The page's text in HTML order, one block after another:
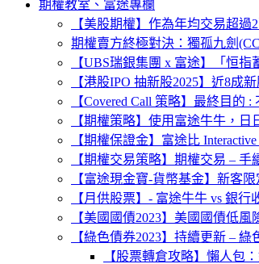
期權教室、富途專欄
【美股期權】作為年均交易超
期權賣方終極對決：獨孤九劍
【UBS瑞銀集團 x 富途】「恒指
【港股IPO 抽新股2025】近8成
【Covered Call 策略】最終目的
【期權策略】使用富途牛牛，日
【期權保證金】富途比
【期權交易策略】期權交易 – 手
【富途現金寶-貨幣基金】新客限
【月供股票】- 富途牛牛 vs 銀行
【美國國債2023】美國國債低
【綠色債券2023】持續更新 –
【股票轉倉攻略】懶人包